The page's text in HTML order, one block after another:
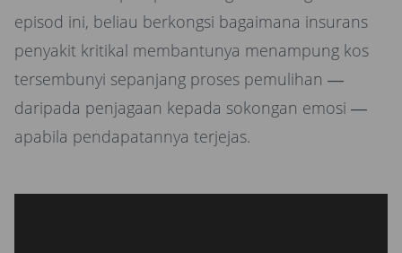
episod ini, beliau berkongsi bagaimana insurans
penyakit kritikal membantunya menampung kos
tersembunyi sepanjang proses pemulihan —
daripada penjagaan kepada sokongan emosi —
apabila pendapatannya terjejas.